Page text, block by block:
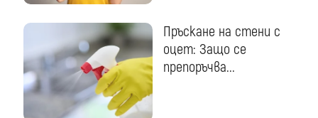
Пръскане на стени с
оцет: Защо се
препоръчва...